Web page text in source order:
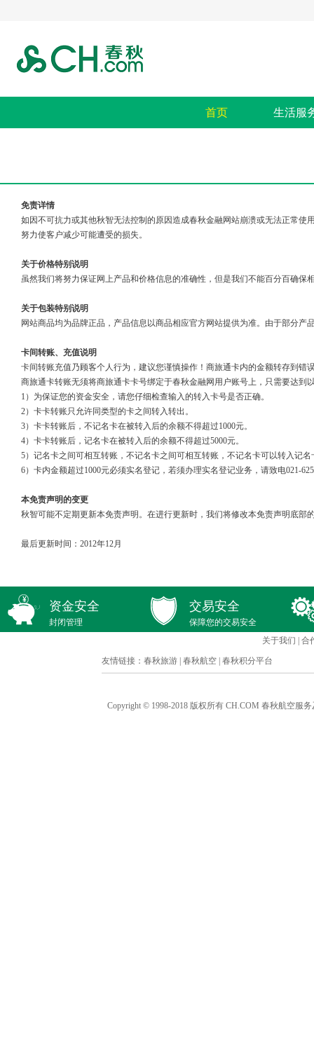
首页 生活服
免责详情
如因不可抗力或其他秋智无法控制的原因造成春秋金融网站崩溃或无法正常
努力使客户减少可能遭受的损失。
关于价格特别说明
虽然我们将努力保证网上产品和价格信息的准确性，但是我们不能百分百确
关于包装特别说明
网站商品均为品牌正品，产品信息以商品相应官方网站提供为准。由于部分
卡间转账、充值说明
卡间转账充值乃顾客个人行为，建议您谨慎操作！商旅通卡内的金额转存到
商旅通卡转账无须将商旅通卡卡号绑定于春秋金融网用户账号上，只需要达到
1）为保证您的资金安全，请您仔细检查输入的转入卡号是否正确。
2）卡卡转账只允许同类型的卡之间转入转出。
3）卡卡转账后，不记名卡在被转入后的余额不得超过1000元。
4）卡卡转账后，记名卡在被转入后的余额不得超过5000元。
5）记名卡之间可相互转账，不记名卡之间可相互转账，不记名卡可以转入记
6）卡内金额超过1000元必须实名登记，若须办理实名登记业务，请致电021-
本免责声明的变更
秋智可能不定期更新本免责声明。在进行更新时，我们将修改本免责声明底部
最后更新时间：2012年12月
资金安全
封闭管理
交易安全
保障您的交易安全
关于我们
合
友情链接： 春秋旅游 春秋航空 春秋积分平台
Copyright © 1998-2018 版权所有 CH.COM 春秋航空服